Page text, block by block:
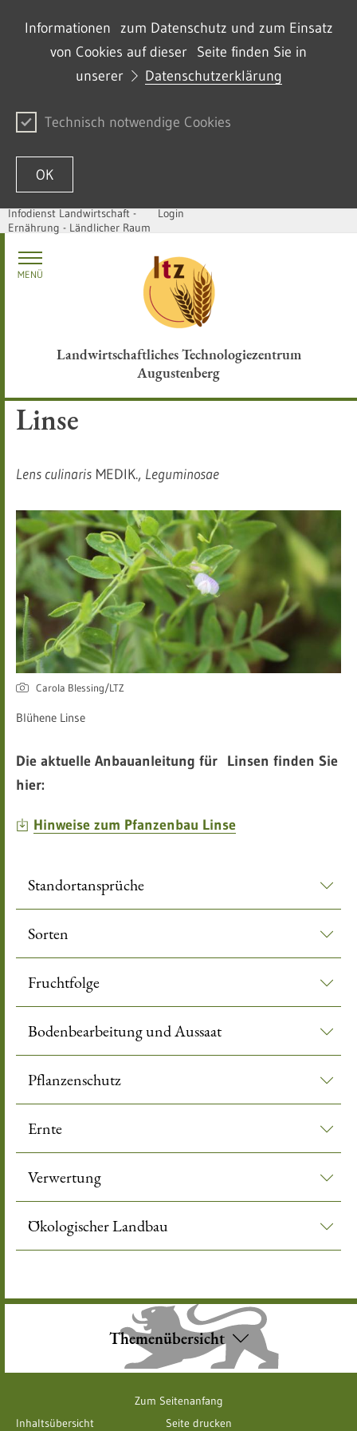
Informationen zum Datenschutz und zum Einsatz
von Cookies auf dieser Seite finden Sie in
unserer
Datenschutzerklärung
Technisch notwendige Cookies
OK
Zum Inhalt springen
Infodienst Landwirtschaft -
Ernährung - Ländlicher Raum
Login
Landwirtschaftliches Technologiezentrum
Augustenberg
MENÜ
Linse
Lens culinaris MEDIK., Leguminosae
Carola Blessing/LTZ
Blühene Linse
Die aktuelle Anbauanleitung für Linsen finden Sie
hier:
Hinweise zum Pfanzenbau Linse
Standortansprüche
Sorten
Fruchtfolge
Bodenbearbeitung und Aussaat
Pflanzenschutz
Ernte
Verwertung
Ökologischer Landbau
Themenübersicht
Zum Seitenanfang
Inhaltsübersicht
Seite drucken